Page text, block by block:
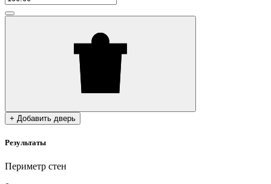
+ Добавить дверь
Результаты
Периметр стен